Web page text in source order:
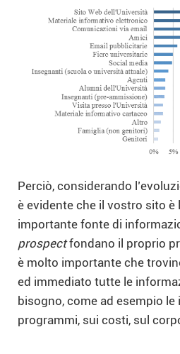
Perciò, considerando
è evidente che il vostro sito è
importante fonte di
prospectfondano il proprio
è molto importante che
ed immediato tutte le
bisogno, come ad esempio
programmi, sui costi, sul